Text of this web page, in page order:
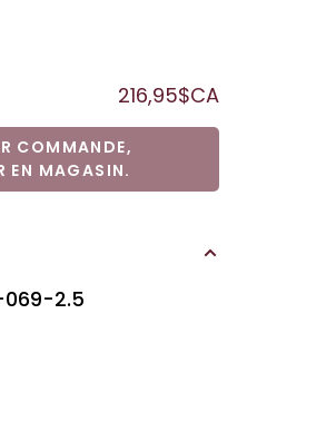
216,95$CA
COMMANDE,
EN MAGASIN.
2.5